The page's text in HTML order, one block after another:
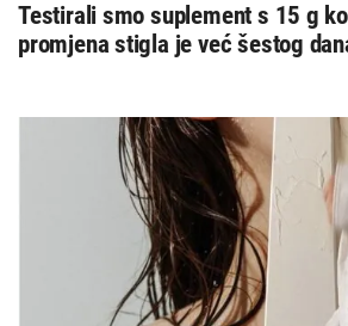
Testirali smo suplement s 15 g
promjena stigla je već šestog